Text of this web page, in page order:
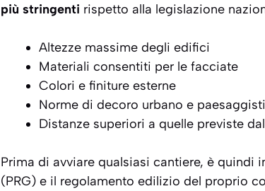
più stringenti rispetto alla legislazione
Altezze massime degli edifici
Materiali consentiti per le facciate
Colori e finiture esterne
Norme di decoro urbano e
Distanze superiori a quelle previste
Prima di avviare qualsiasi cantiere, è quindi
(PRG) e il regolamento edilizio del proprio